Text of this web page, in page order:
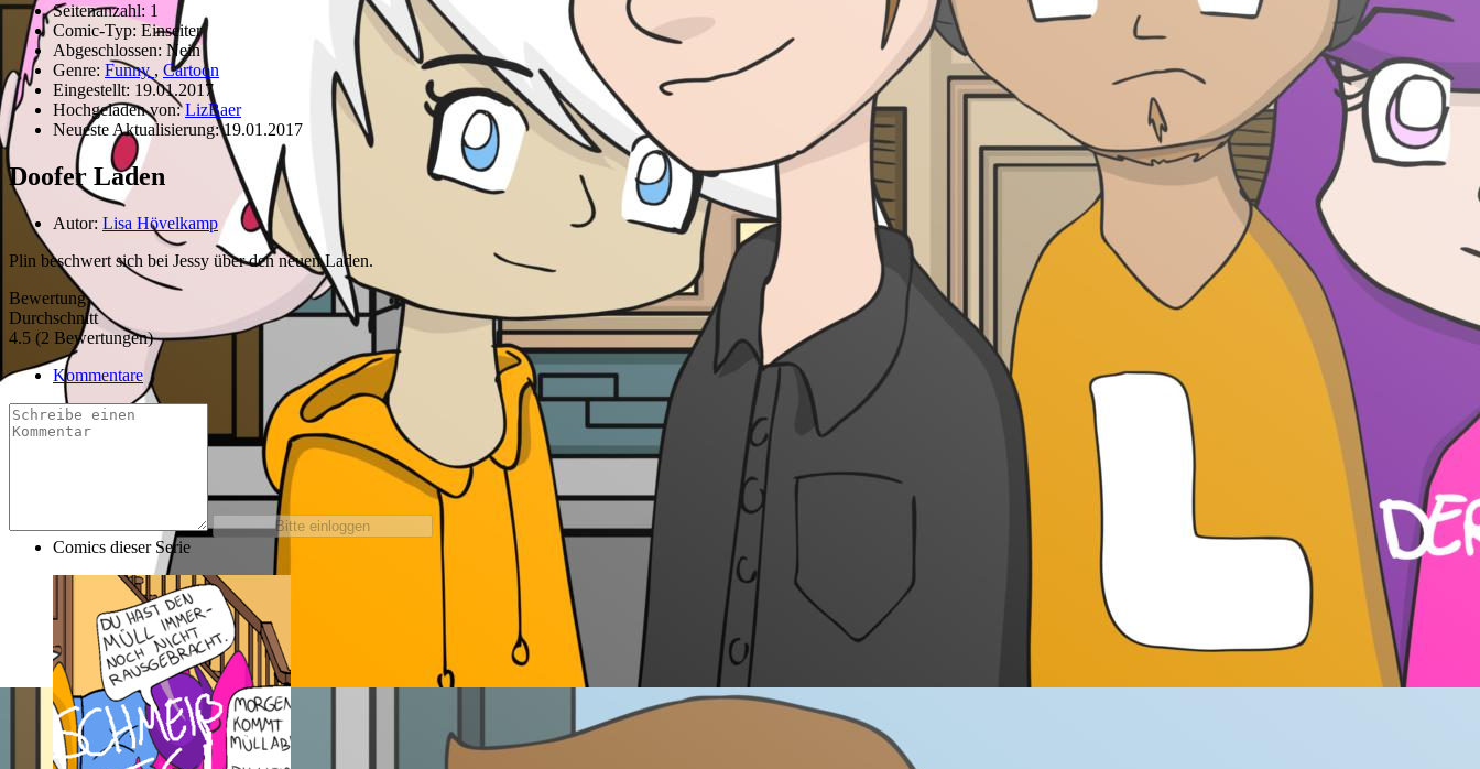
Seitenanzahl: 1
Comic-Typ: Einseiter
Abgeschlossen: Nein
Genre: Funny , Cartoon
Eingestellt: 19.01.2017
Hochgeladen von:LizBaer
Neueste Aktualisierung:19.01.2017
Doofer Laden
Autor: Lisa Hövelkamp
Plin beschwert sich bei Jessy über den neuen Laden.
Bewertung
Durchschnitt
4.5 (2 Bewertungen)
Kommentare
Comics dieser Serie